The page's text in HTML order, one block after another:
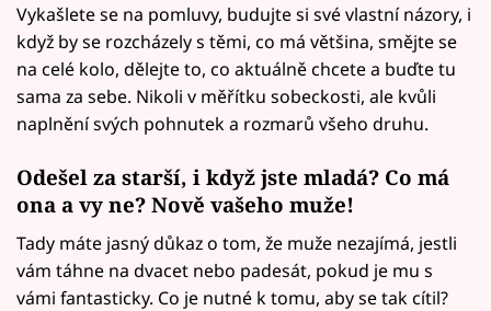
Vykašlete se na pomluvy, budujte si své vlastní názory, i
když by se rozcházely s těmi, co má většina, smějte se
na celé kolo, dělejte to, co aktuálně chcete a buďte tu
sama za sebe. Nikoli v měřítku sobeckosti, ale kvůli
naplnění svých pohnutek a rozmarů všeho druhu.
Odešel za starší, i když jste mladá? Co má
ona a vy ne? Nově vašeho muže!
Tady máte jasný důkaz o tom, že muže nezajímá, jestli
vám táhne na dvacet nebo padesát, pokud je mu s
vámi fantasticky. Co je nutné k tomu, aby se tak cítil?